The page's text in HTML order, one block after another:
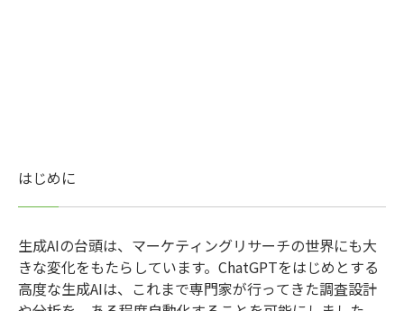
はじめに
生成AIの台頭は、マーケティングリサーチの世界にも大
きな変化をもたらしています。ChatGPTをはじめとする
高度な生成AIは、これまで専門家が行ってきた調査設計